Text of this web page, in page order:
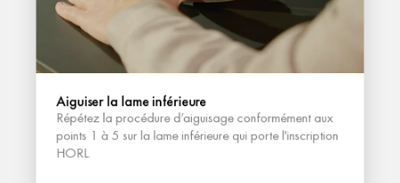
Aiguiser la lame inférieure
Répétez la procédure d’aiguisage conformément aux
points 1 à 5 sur la lame inférieure qui porte l'inscription
HORL.